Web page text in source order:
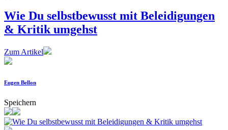
Wie Du selbstbewusst mit Beleidigungen
& Kritik umgehst
Zum Artikel
Eugen Bellon
Speichern